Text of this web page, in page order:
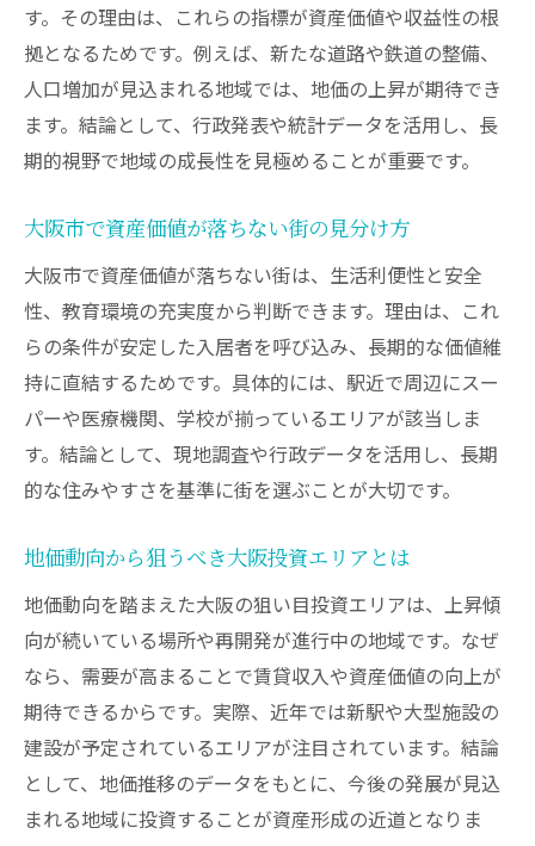
す。その理由は、これらの指標が資産価値や収益性の根
拠となるためです。例えば、新たな道路や鉄道の整備、
人口増加が見込まれる地域では、地価の上昇が期待でき
ます。結論として、行政発表や統計データを活用し、長
期的視野で地域の成長性を見極めることが重要です。
大阪市で資産価値が落ちない街の見分け方
大阪市で資産価値が落ちない街は、生活利便性と安全
性、教育環境の充実度から判断できます。理由は、これ
らの条件が安定した入居者を呼び込み、長期的な価値維
持に直結するためです。具体的には、駅近で周辺にスー
パーや医療機関、学校が揃っているエリアが該当しま
す。結論として、現地調査や行政データを活用し、長期
的な住みやすさを基準に街を選ぶことが大切です。
地価動向から狙うべき大阪投資エリアとは
地価動向を踏まえた大阪の狙い目投資エリアは、上昇傾
向が続いている場所や再開発が進行中の地域です。なぜ
なら、需要が高まることで賃貸収入や資産価値の向上が
期待できるからです。実際、近年では新駅や大型施設の
建設が予定されているエリアが注目されています。結論
として、地価推移のデータをもとに、今後の発展が見込
まれる地域に投資することが資産形成の近道となりま